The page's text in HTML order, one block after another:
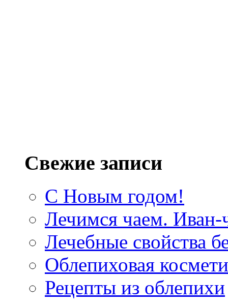
Свежие записи
С Новым годом!
Лечимся чаем. Иван-
Лечебные свойства
Облепиховая
Рецепты из облепихи